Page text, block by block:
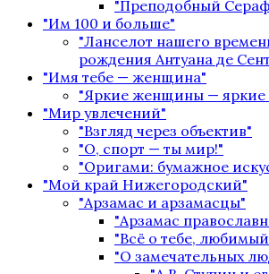
"Преподобный
"Им 100 и больше"
"Ланселот нашего
рождения Антуана де
"Имя тебе — женщина"
"Яркие женщины — яркие
"Мир увлечений"
"Взгляд через объектив"
"О, спорт — ты мир!"
"Оригами: бумажное
"Мой край Нижегородский"
"Арзамас и арзамасцы"
"Арзамас
"Всё о тебе,
"О замечательных